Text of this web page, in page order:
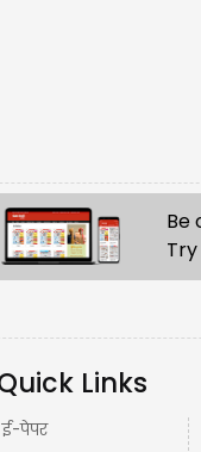
Be
Quick Links